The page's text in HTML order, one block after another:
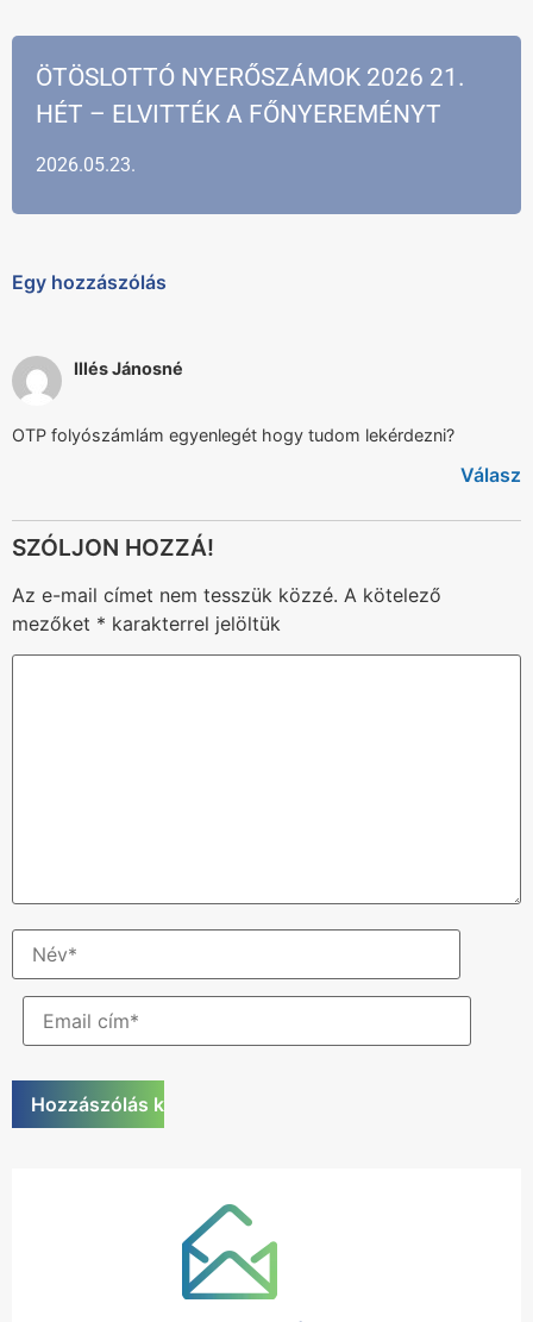
2026.05.23.
ÖTÖSLOTTÓ NYERŐSZÁMOK 2026 21.
HÉT – ELVITTÉK A FŐNYEREMÉNYT
Egy hozzászólás
Illés Jánosné
OTP folyószámlám egyenlegét hogy tudom lekérdezni?
Válasz
Az e-mail címet nem tesszük közzé. A kötelező
mezőket * karakterrel jelöltük